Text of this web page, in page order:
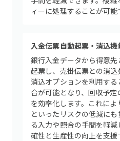
ィーに処理することが可能
入金伝票自動起票・消込機
銀行入金データから得意
起票し、売掛伝票との消込
消込オプションを利用す
合が可能となり、回収予
を効率化します。これに
といったリスクの低減に
る入力や照合の手間を軽
確性と生産性の向上を支援